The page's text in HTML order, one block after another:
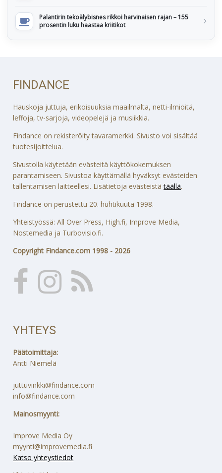
Palantirin tekoälybisnes rikkoi harvinaisen rajan – 155
prosentin luku haastaa kriitikot
FINDANCE
Hauskoja juttuja, erikoisuuksia maailmalta, netti-ilmiöitä,
leffoja, tv-sarjoja, videopelejä ja musiikkia.
Findance on rekisteröity tavaramerkki. Sivusto voi sisältää
tuotesijoittelua.
Sivustolla käytetään evästeitä käyttökokemuksen
parantamiseen. Sivustoa käyttämällä hyväksyt evästeiden
tallentamisen laitteellesi. Lisätietoja evästeistätäällä.
Findance on perustettu 20. huhtikuuta 1998.
Yhteistyössä: All Over Press, High.fi, Improve Media,
Nostemedia ja Turbovisio.fi.
Copyright Findance.com 1998 - 2026
YHTEYS
Päätoimittaja:
Antti Niemelä
juttuvinkki@findance.com
info@findance.com
Mainosmyynti:
Improve Media Oy
myynti@improvemedia.fi
Katso yhteystiedot